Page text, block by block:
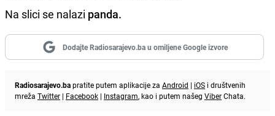
Na slici se nalazi panda.
Dodajte Radiosarajevo.ba u omiljene Google izvore
Radiosarajevo.bapratite putem aplikacije za Android | iOS i društvenih
mreža Twitter | Facebook | Instagram, kao i putem našeg ViberChata.